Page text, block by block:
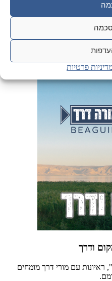
פרטיות
בע"פ
בוחנים בזמן המבחן בשטח.
ודרך
עם מורי דרך מומחים